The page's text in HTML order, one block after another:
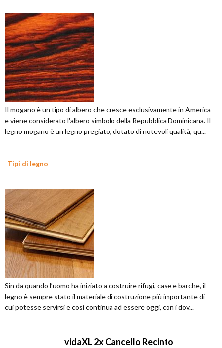
Il mogano è un tipo di albero che cresce esclusivamente in America
e viene considerato l'albero simbolo della Repubblica Dominicana. Il
legno mogano è un legno pregiato, dotato di notevoli qualità, qu...
Tipi di legno
Sin da quando l’uomo ha iniziato a costruire rifugi, case e barche, il
legno è sempre stato il materiale di costruzione più importante di
cui potesse servirsi e così continua ad essere oggi, con i dov...
vidaXL 2x Cancello Recinto